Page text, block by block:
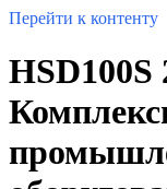
Перейти к контенту
HSD100S